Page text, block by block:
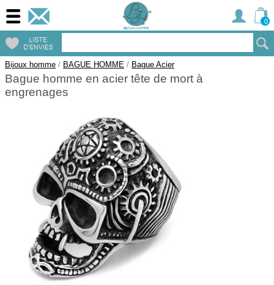
0
Bijoux homme / BAGUE HOMME / Bague Acier
Bague homme en acier tête de mort à
engrenages